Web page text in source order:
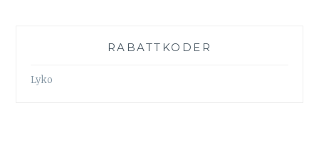
RABATTKODER
Lyko